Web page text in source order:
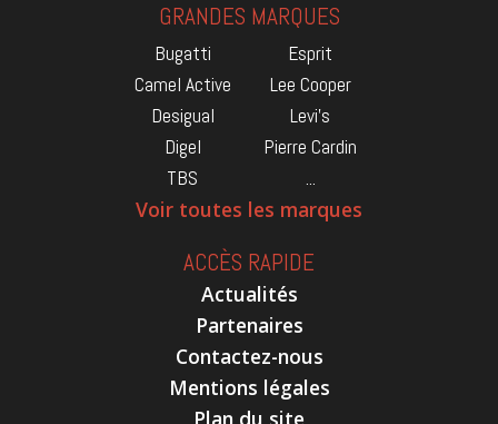
GRANDES MARQUES
Bugatti
Esprit
Camel Active
Lee Cooper
Desigual
Levi's
Digel
Pierre Cardin
TBS
...
Voir toutes les marques
ACCÈS RAPIDE
Actualités
Partenaires
Contactez-nous
Mentions légales
Plan du site